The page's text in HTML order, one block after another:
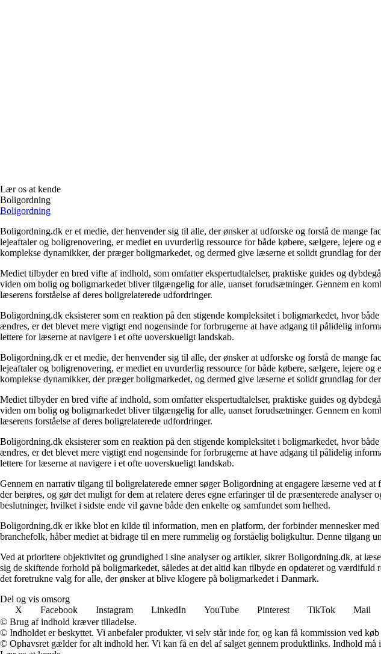
Lær os at kende
Boligordning
Boligordning
Boligordning.dk er et medie, der henvender sig til alle, der ønsker at udforske og forstå de mange
lejeaftaler og boligrenovering, er mediet en uvurderlig ressource for både købere, sælgere, lejere
komplekse dynamikker, der præger boligmarkedet, og dermed give læserne et solidt grundlag for
Mediet tilbyder en bred vifte af indhold, som omfatter ekspertudtalelser, praktiske guides og
viden om bolig og boligmarkedet bliver tilgængelig for alle, uanset forudsætninger. Gennem en
læserens forståelse af deres boligrelaterede udfordringer.
Boligordning.dk eksisterer som en reaktion på den stigende kompleksitet i boligmarkedet, hvor
ændres, er det blevet mere vigtigt end nogensinde for forbrugerne at have adgang til pålidelig
lettere for læserne at navigere i et ofte uoverskueligt landskab.
Boligordning.dk er et medie, der henvender sig til alle, der ønsker at udforske og forstå de mange
lejeaftaler og boligrenovering, er mediet en uvurderlig ressource for både købere, sælgere, lejere
komplekse dynamikker, der præger boligmarkedet, og dermed give læserne et solidt grundlag for
Mediet tilbyder en bred vifte af indhold, som omfatter ekspertudtalelser, praktiske guides og
viden om bolig og boligmarkedet bliver tilgængelig for alle, uanset forudsætninger. Gennem en
læserens forståelse af deres boligrelaterede udfordringer.
Boligordning.dk eksisterer som en reaktion på den stigende kompleksitet i boligmarkedet, hvor
ændres, er det blevet mere vigtigt end nogensinde for forbrugerne at have adgang til pålidelig
lettere for læserne at navigere i et ofte uoverskueligt landskab.
Gennem en narrativ tilgang til boligrelaterede emner søger Boligordning at engagere læserne ved
der berøres, og gør det muligt for dem at relatere deres egne erfaringer til de præsenterede
beslutninger, hvilket i sidste ende vil gavne både den enkelte og samfundet som helhed.
Boligordning.dk er ikke blot en kilde til information, men en platform, der forbinder mennesker
branchefolk, håber mediet at bidrage til en mere rummelig og forståelig boligkultur. Denne
Ved at prioritere objektivitet og grundighed i sine analyser og artikler, sikrer Boligordning.dk, at
sig de skiftende forhold på boligmarkedet, således at det altid kan tilbyde en opdateret og
det foretrukne valg for alle, der ønsker at blive klogere på boligmarkedet i Danmark.
Del og vis omsorg
X
Facebook Instagram LinkedIn YouTube Pinterest TikTok Mail
© Brug af indhold kræver tilladelse.
© Indholdet er beskyttet. Vi anbefaler produkter, vi selv står inde for, og kan få kommission ved køb
© Ophavsret gælder for alt indhold her. Vi kan få en del af salget gennem produktlinks. Indhold må